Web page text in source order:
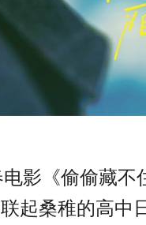
影《偷偷藏不
起桑稚的高中